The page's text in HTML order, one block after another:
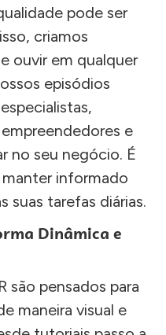
pode ser
criamos
ouvir em qualquer
episódios
e
no seu negócio. É
informado
suas tarefas diárias.
Dinâmica e
são pensados para
maneira visual e